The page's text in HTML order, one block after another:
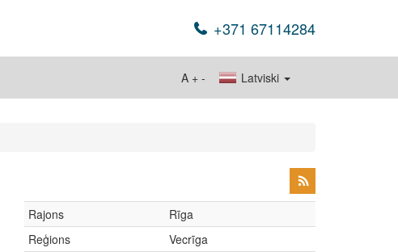
+371 67114284
Latviski
A + -
Rajons
Rīga
Reģions
Vecrīga